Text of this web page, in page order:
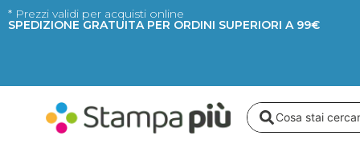
Vai
al
* Prezzi validi per acquisti online
SPEDIZIONE GRATUITA PER ORDINI SUPERIORI A 99€
Search